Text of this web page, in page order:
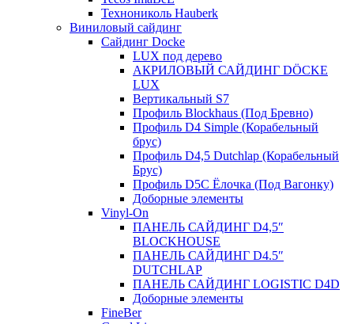
Технониколь Hauberk
Виниловый сайдинг
Сайдинг Docke
LUX под дерево
АКРИЛОВЫЙ САЙДИНГ DÖCKE
LUX
Вертикальный S7
Профиль Blockhaus (Под Бревно)
Профиль D4 Simple (Корабельный
брус)
Профиль D4,5 Dutchlap (Корабельный
Брус)
Профиль D5C Ёлочка (Под Вагонку)
Доборные элементы
Vinyl-On
ПАНЕЛЬ САЙДИНГ D4,5″
BLOCKHOUSE
ПАНЕЛЬ САЙДИНГ D4.5″
DUTCHLAP
ПАНЕЛЬ САЙДИНГ LOGISTIC D4D
Доборные элементы
FineBer